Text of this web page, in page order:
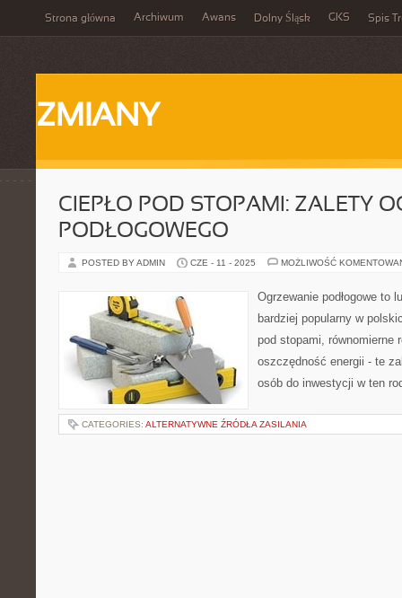
Strona główna Archiwum Awans Dolny Śląsk GKS Spis
ZMIANY
CIEPŁO POD STOPAMI: ZALETY
PODŁOGOWEGO
POSTED BY ADMIN CZE - 11 - 2025 MOŻLIWOŚĆ
Ogrzewanie podłogowe to
bardziej popularny w
pod stopami, równomierne
oszczędność energii - te
osób do inwestycji w ten
CATEGORIES: ALTERNATYWNE ŹRÓDŁA ZASILANIA